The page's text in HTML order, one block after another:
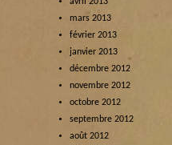
mars 2013
février 2013
janvier 2013
décembre 2012
novembre 2012
octobre 2012
septembre 2012
août 2012